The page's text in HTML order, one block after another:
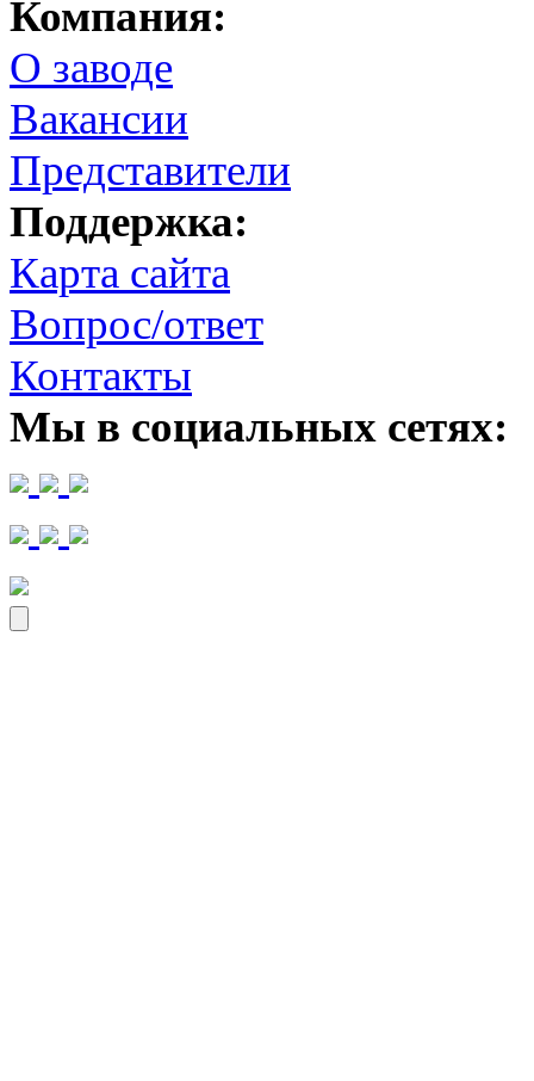
Компания:
О заводе
Вакансии
Представители
Поддержка:
Карта сайта
Вопрос/ответ
Контакты
Мы в социальных сетях: